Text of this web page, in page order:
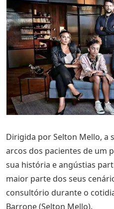
Dirigida por Selton Mello, a
arcos dos pacientes de um
sua história e angústias
maior parte dos seus
consultório durante o
Barrone (Selton Mello).